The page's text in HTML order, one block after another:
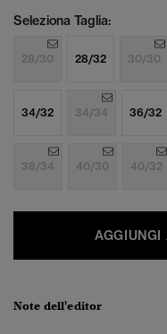
Seleziona Taglia:
28/30 28/32 30/30
34/32 34/34 36/32
38/34 40/30 40/32
AGGIUNGI
Note dell'editor